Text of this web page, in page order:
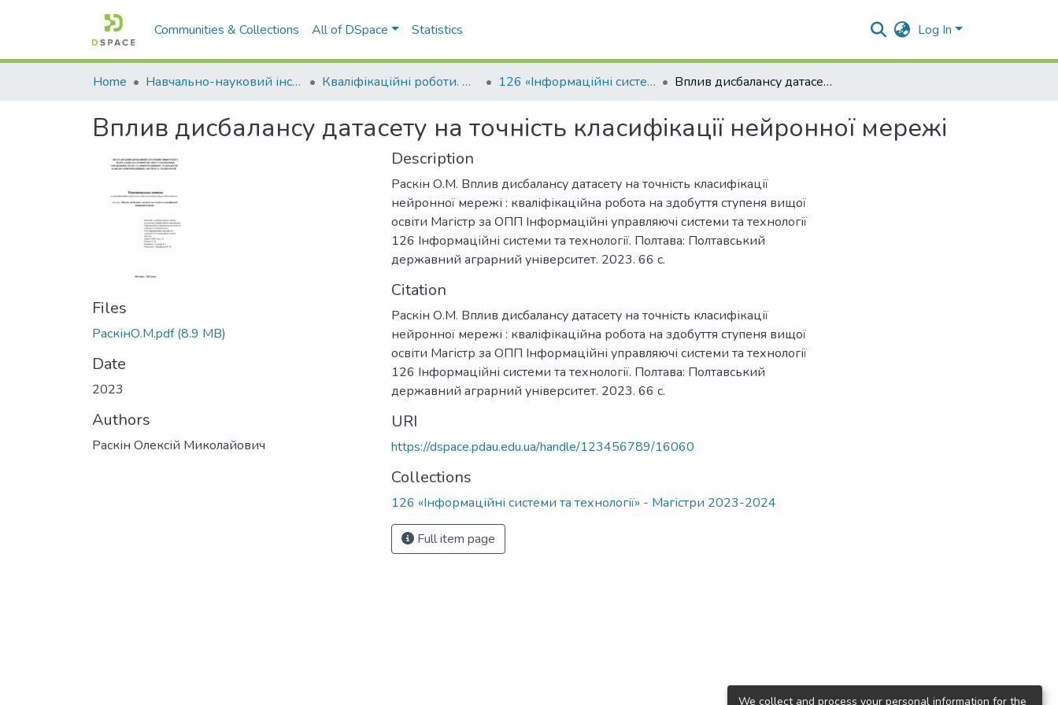
Communities & Collections All of DSpace Statistics Log In
Home Навчально-науковий інститут економіки, управління, права та інформаційних технологій Кваліфікаційні роботи. ННІ економіки, управління, права та ІТ 126 «Інформаційні системи та технології» - Магістри 2023-2024 Вплив дисбалансу датасету на точність класифікації нейронної мережі
Вплив дисбалансу датасету на точність класифікації нейронної мережі
Files
РаскінО.М.pdf(8.9 MB)
Date
2023
Authors
Раскін Олексій Миколайович
Description
Раскін О.М. Вплив дисбалансу датасету на точність класифікації
нейронної мережі : кваліфікаційна робота на здобуття ступеня вищої
освіти Магістр за ОПП Інформаційні управляючі системи та технології
126 Інформаційні системи та технології. Полтава: Полтавський
державний аграрний університет. 2023. 66 с.
Citation
Раскін О.М. Вплив дисбалансу датасету на точність класифікації
нейронної мережі : кваліфікаційна робота на здобуття ступеня вищої
освіти Магістр за ОПП Інформаційні управляючі системи та технології
126 Інформаційні системи та технології. Полтава: Полтавський
державний аграрний університет. 2023. 66 с.
URI
https://dspace.pdau.edu.ua/handle/123456789/16060
Collections
126 «Інформаційні системи та технології» - Магістри 2023-2024
Full item page
We collect and process your personal information for the